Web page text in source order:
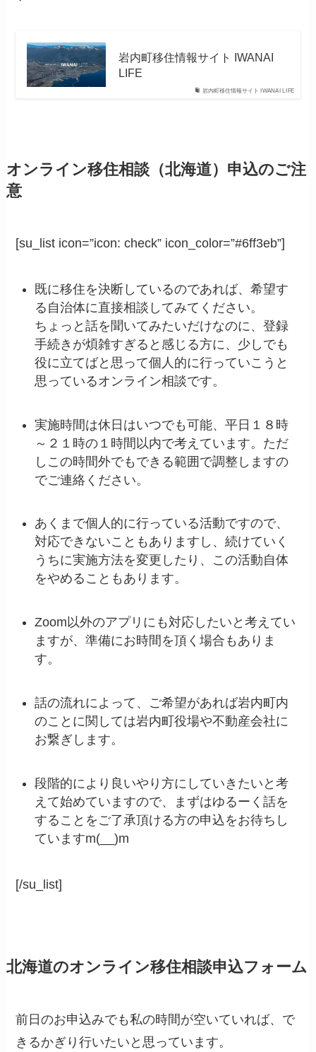
岩内町移住情報サイト IWANAI LIFE
岩内町移住情報サイト IWANAI
LIFE
オンライン移住相談（北海道）申込のご注
意
[su_list icon=”icon: check” icon_color=”#6ff3eb”]
既に移住を決断しているのであれば、希望す
る自治体に直接相談してみてください。
ちょっと話を聞いてみたいだけなのに、登録
手続きが煩雑すぎると感じる方に、少しでも
役に立てばと思って個人的に行っていこうと
思っているオンライン相談です。
実施時間は休日はいつでも可能、平日１８時
～２１時の１時間以内で考えています。ただ
しこの時間外でもできる範囲で調整しますの
でご連絡ください。
あくまで個人的に行っている活動ですので、
対応できないこともありますし、続けていく
うちに実施方法を変更したり、この活動自体
をやめることもあります。
Zoom以外のアプリにも対応したいと考えてい
ますが、準備にお時間を頂く場合もありま
す。
話の流れによって、ご希望があれば岩内町内
のことに関しては岩内町役場や不動産会社に
お繋ぎします。
段階的により良いやり方にしていきたいと考
えて始めていますので、まずはゆるーく話を
することをご了承頂ける方の申込をお待ちし
ていますm(__)m
[/su_list]
北海道のオンライン移住相談申込フォーム
前日のお申込みでも私の時間が空いていれば、で
きるかぎり行いたいと思っています。